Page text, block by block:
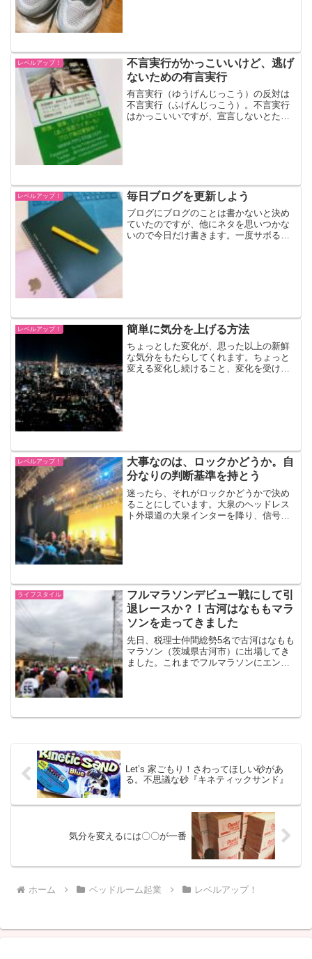
レベルアップ！
不言実行がかっこいいけど、逃げ
ないための有言実行
有言実行（ゆうげんじっこう）の反対は
不言実行（ふげんじっこう）。不言実行
はかっこいいですが、宣言しないとたい
レベルアップ！ 毎日ブログを更新しよう
ブログにブログのことは書かないと決め
ていたのですが、他にネタを思いつかな
いので今日だけ書きます。一度サボると
レベルアップ！ 簡単に気分を上げる方法
ちょっとした変化が、思った以上の新鮮
な気分をもたらしてくれます。ちょっと
変える変化し続けること、変化を受け入
レベルアップ！
大事なのは、ロックかどうか。自
分なりの判断基準を持とう
迷ったら、それがロックかどうかで決め
ることにしています。大泉のヘッドレス
ト外環道の大泉インターを降り、信号待
ライフスタイル
フルマラソンデビュー戦にして引
退レースか？！古河はなももマラ
ソンを走ってきました
先日、税理士仲間総勢5名で古河はなもも
マラソン（茨城県古河市）に出場してき
ました。これまでフルマラソンにエント
Let’s 家ごもり！さわってほしい砂があ
る。不思議な砂『キネティックサンド』
気分を変えるには〇〇が一番
ホーム ベッドルーム起業 レベルアップ！